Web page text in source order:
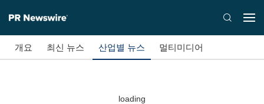
개요 최신 뉴스 산업별 뉴스 멀티미디어
loading